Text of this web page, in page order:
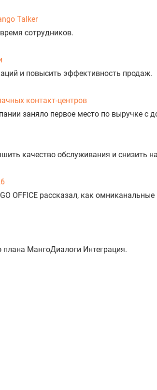
Talker
сотрудников.
и повысить эффективность продаж.
контакт-центров
заняло первое место по выручке с
качество обслуживания и снизить
OFFICE рассказал, как
плана МангоДиалоги Интеграция.